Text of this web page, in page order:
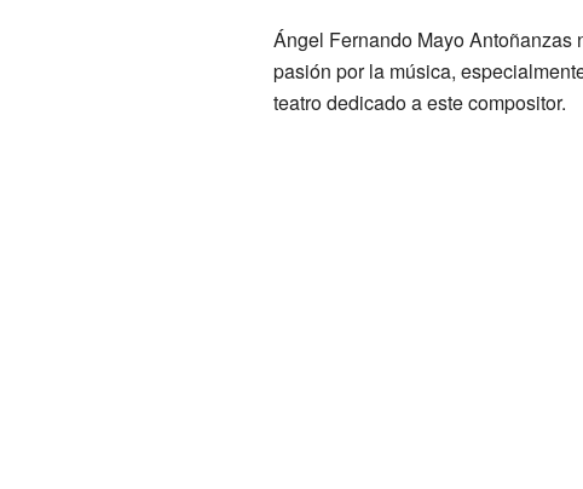
Ángel Fernando Mayo Antoñanzas
pasión por la música,
teatro dedicado a este compositor.